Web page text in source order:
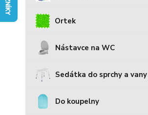
Ortek
Nástavce na WC
Sedátka do sprchy a vany
Do koupelny